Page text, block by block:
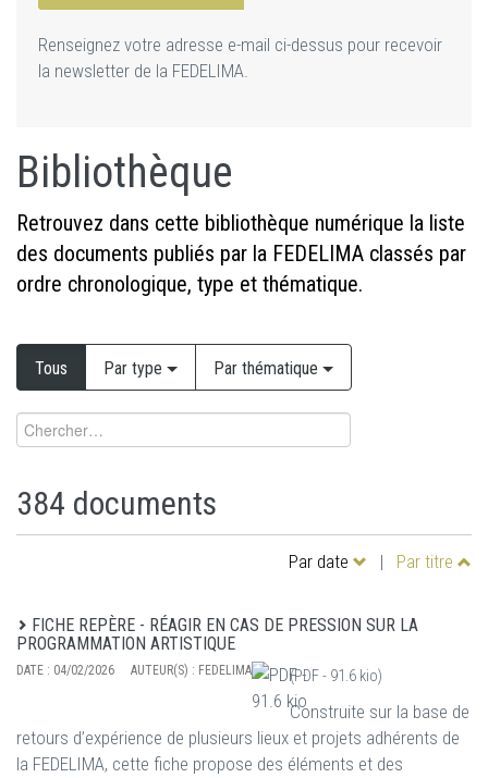
Renseignez votre adresse e-mail ci-dessus pour recevoir
la newsletter de la FEDELIMA.
Bibliothèque
Retrouvez dans cette bibliothèque numérique la liste
des documents publiés par la FEDELIMA classés par
ordre chronologique, type et thématique.
Tous Par type Par thématique
384 documents
Par date | Par titre
FICHE REPÈRE - RÉAGIR EN CAS DE PRESSION SUR LA
PROGRAMMATION ARTISTIQUE
DATE : 04/02/2026 AUTEUR(S) : FEDELIMA (PDF - 91.6 kio)
Construite sur la base de
retours d’expérience de plusieurs lieux et projets adhérents de
la FEDELIMA, cette fiche propose des éléments et des